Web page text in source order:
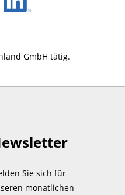
GmbH tätig.
Sie sich für
monatlichen